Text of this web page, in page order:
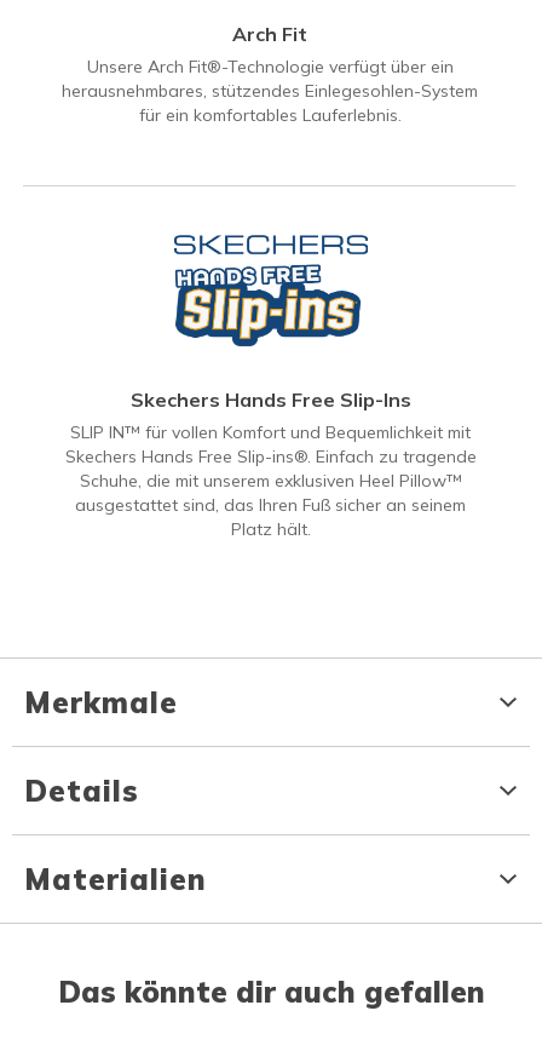
Arch Fit
Unsere Arch Fit®-Technologie verfügt über ein
herausnehmbares, stützendes Einlegesohlen-System
für ein komfortables Lauferlebnis.
Skechers Hands Free Slip-Ins
SLIP IN™ für vollen Komfort und Bequemlichkeit mit
Skechers Hands Free Slip-ins®. Einfach zu tragende
Schuhe, die mit unserem exklusiven Heel Pillow™
ausgestattet sind, das Ihren Fuß sicher an seinem
Platz hält.
Merkmale
Details
Materialien
Das könnte dir auch gefallen